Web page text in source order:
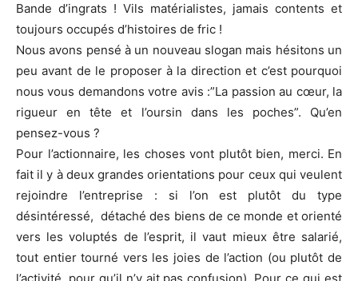
Bande d’ingrats ! Vils matérialistes, jamais contents et
toujours occupés d’histoires de fric !
Nous avons pensé à un nouveau slogan mais hésitons un
peu avant de le proposer à la direction et c’est pourquoi
nous vous demandons votre avis :”La passion au cœur, la
rigueur en tête et l’oursin dans les poches”. Qu’en
pensez-vous ?
Pour l’actionnaire, les choses vont plutôt bien, merci. En
fait il y à deux grandes orientations pour ceux qui veulent
rejoindre l’entreprise : si l’on est plutôt du type
désintéressé, détaché des biens de ce monde et orienté
vers les voluptés de l’esprit, il vaut mieux être salarié,
tout entier tourné vers les joies de l’action (ou plutôt de